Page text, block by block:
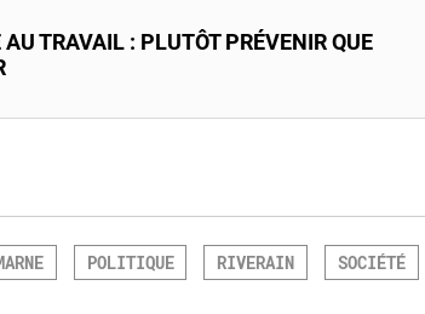
TRAVAIL : PLUTÔT PRÉVENIR QUE
POLITIQUE RIVERAIN SOCIÉTÉ